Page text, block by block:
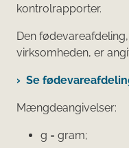
kontrolrapporter.
Den
virksomheden, er
Se
Mængdeangivelser:
g = gram;